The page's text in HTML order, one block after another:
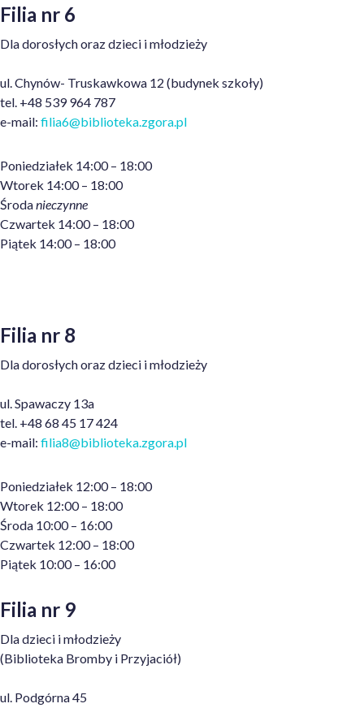
Filia nr 6
Dla dorosłych oraz dzieci i młodzieży
ul. Chynów- Truskawkowa 12 (budynek szkoły)
tel. +48 539 964 787
e-mail: filia6@biblioteka.zgora.pl
Poniedziałek 14:00 – 18:00
Wtorek 14:00 – 18:00
Środanieczynne
Czwartek 14:00 – 18:00
Piątek 14:00 – 18:00
Filia nr 8
Dla dorosłych oraz dzieci i młodzieży
ul. Spawaczy 13a
tel. +48 68 45 17 424
e-mail: filia8@biblioteka.zgora.pl
Poniedziałek 12:00 – 18:00
Wtorek 12:00 – 18:00
Środa 10:00 – 16:00
Czwartek 12:00 – 18:00
Piątek 10:00 – 16:00
Filia nr 9
Dla dzieci i młodzieży
(Biblioteka Bromby i Przyjaciół)
ul. Podgórna 45